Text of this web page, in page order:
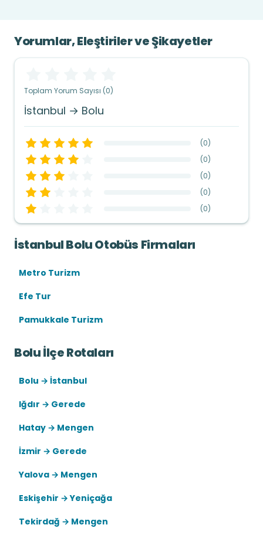
Yorumlar, Eleştiriler ve Şikayetler
Toplam Yorum Sayısı (0)
İstanbul → Bolu
(0)
(0)
(0)
(0)
(0)
İstanbul Bolu Otobüs Firmaları
Metro Turizm
Efe Tur
Pamukkale Turizm
Bolu İlçe Rotaları
Bolu → İstanbul
Iğdır → Gerede
Hatay → Mengen
İzmir → Gerede
Yalova → Mengen
Eskişehir → Yeniçağa
Tekirdağ → Mengen